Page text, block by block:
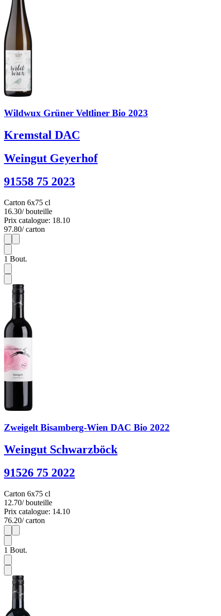
Wildwux Grüner Veltliner Bio 2023
Kremstal DAC
Weingut Geyerhof
91558 75 2023
Carton 6x75 cl
16.30/ bouteille
Prix catalogue: 18.10
97.80/ carton
1
1 Bout.
Zweigelt Bisamberg-Wien DAC Bio 2022
Weingut Schwarzböck
91526 75 2022
Carton 6x75 cl
12.70/ bouteille
Prix catalogue: 14.10
76.20/ carton
1
1 Bout.